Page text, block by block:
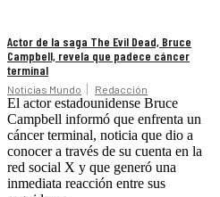
Actor de la saga The Evil Dead, Bruce
Campbell, revela que padece cáncer
terminal
Noticias Mundo Redacción
El actor estadounidense Bruce
Campbell informó que enfrenta un
cáncer terminal, noticia que dio a
conocer a través de su cuenta en la
red social X y que generó una
inmediata reacción entre sus